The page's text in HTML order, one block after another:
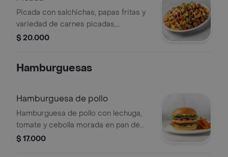
Picada con salchichas, papas fritas y
variedad de carnes picadas,
acompañada de salsas.
$ 20.000
Hamburguesas
Hamburguesa de pollo
Hamburguesa de pollo con lechuga,
tomate y cebolla morada en pan de
ajonjolí.
$ 17.000